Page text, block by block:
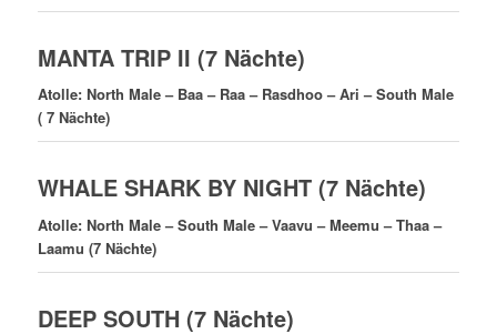
MANTA TRIP II (7 Nächte)
Atolle: North Male – Baa – Raa – Rasdhoo – Ari – South Male
( 7 Nächte)
WHALE SHARK BY NIGHT (7 Nächte)
Atolle: North Male – South Male – Vaavu – Meemu – Thaa –
Laamu (7 Nächte)
DEEP SOUTH (7 Nächte)